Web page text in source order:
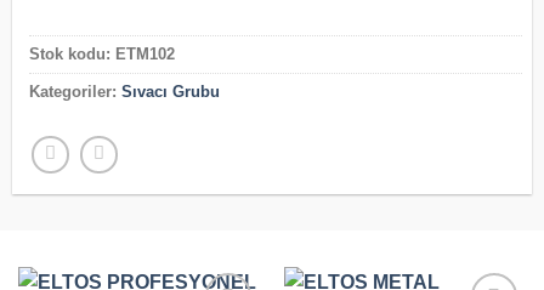
Stok kodu: ETM102
Kategoriler: Sıvacı Grubu